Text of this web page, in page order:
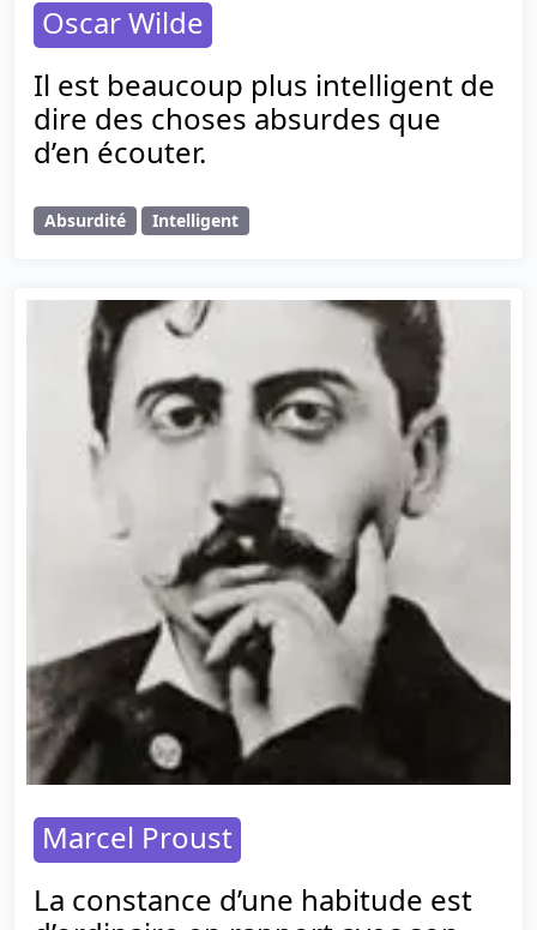
Oscar Wilde
Il est beaucoup plus intelligent de
dire des choses absurdes que
d’en écouter.
Absurdité Intelligent
Marcel Proust
La constance d’une habitude est